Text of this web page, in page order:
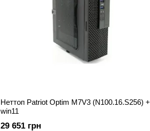
Неттоп Patriot Optim M7V3 (N100.16.S256) +
win11
29 651 грн